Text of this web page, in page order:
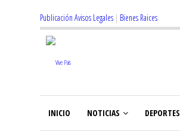
Publicación Avisos Legales | Bienes Raices
INICIO NOTICIAS DEPORTES